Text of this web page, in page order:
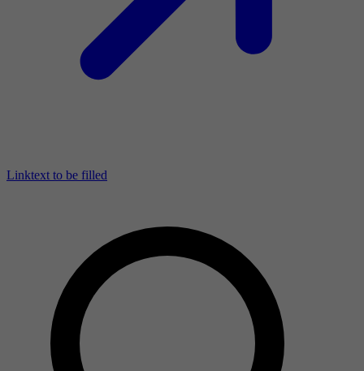
Linktext to be filled